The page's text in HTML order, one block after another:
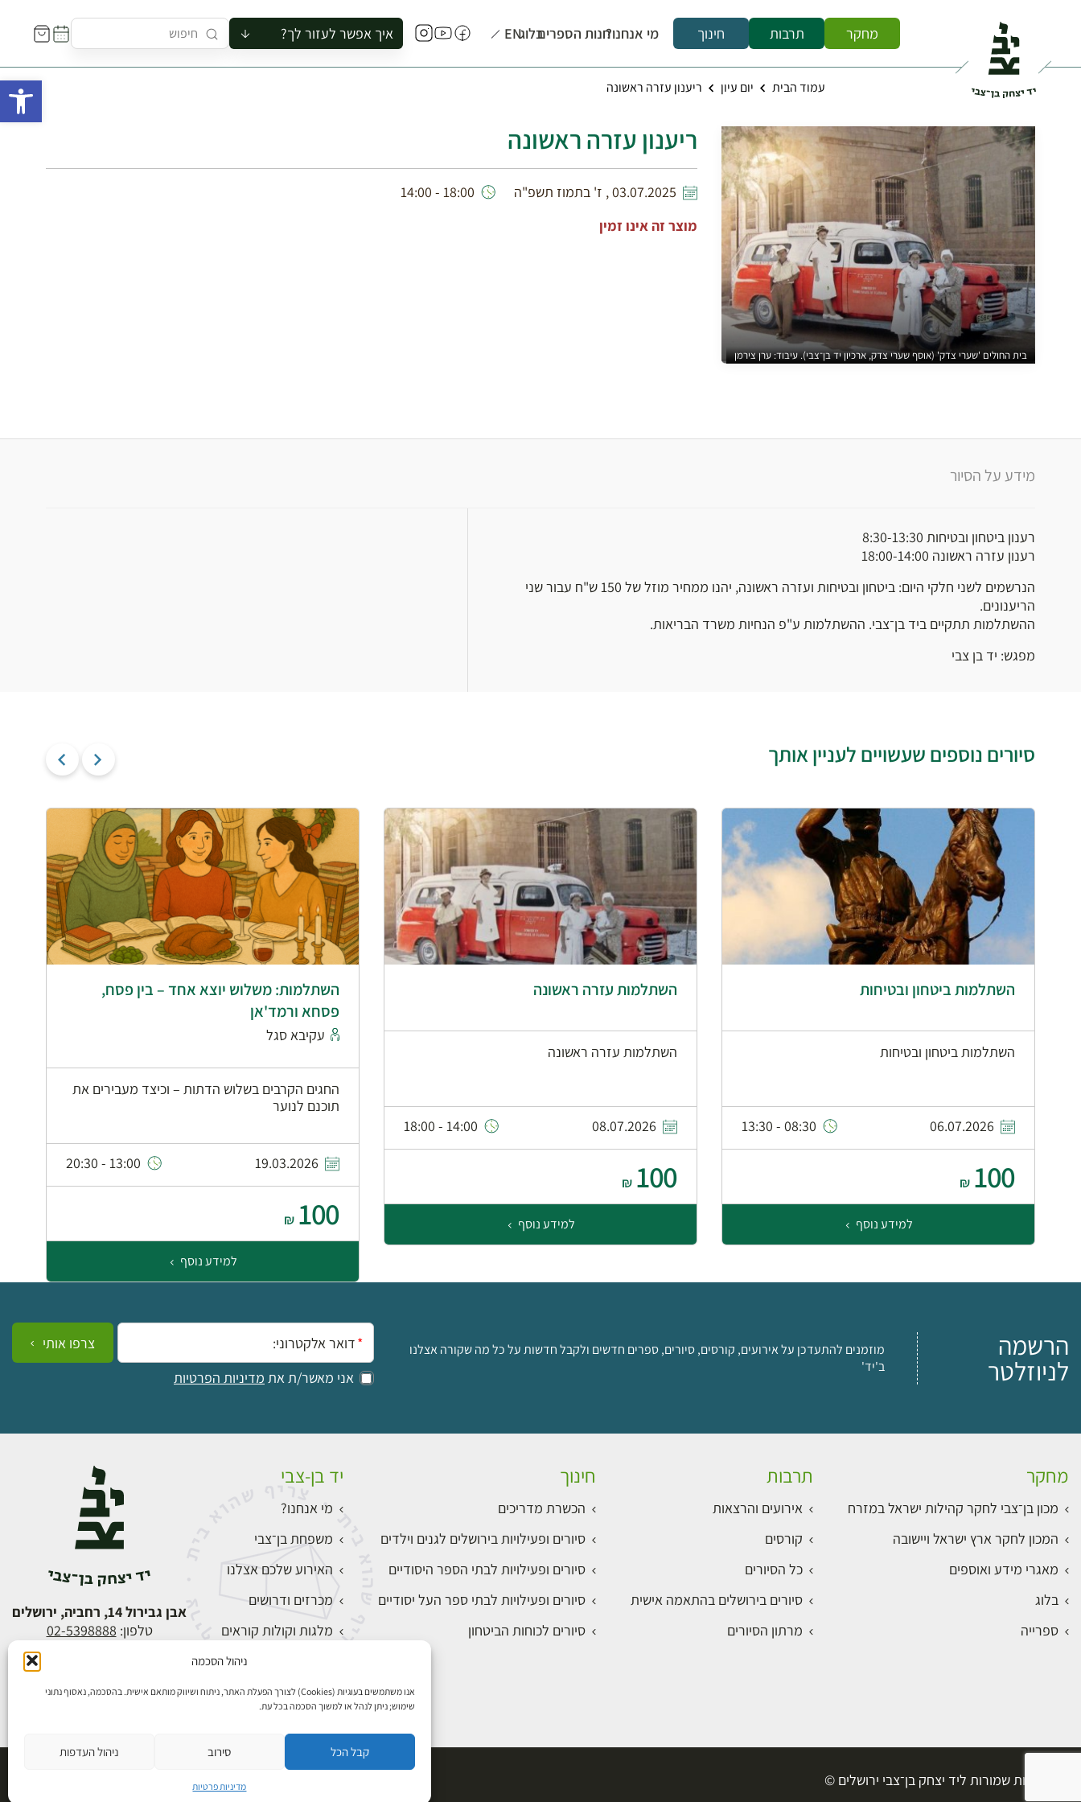
ניהול הסכמה
אנו משתמשים בעוגיות (Cookies) לצורך הפעלת האתר, ניתוח ושיווק מותאם אישית. בהסכמה, נאסוף נתוני
שימוש; ניתן לנהל או למשוך הסכמה בכל עת.
קבל הכל סירוב ניהול העדפות
מדיניות פרטיות
מחקר תרבות חינוך מי אנחנו?חנות הספריםבלוגEN איך אפשר לעזור לך?
להזמין סיור לקבוצה
לבקר בספרייה
לתאם ביקור בצריף
עמוד הבית יום עיון ריענון עזרה ראשונה
בית החולים 'שערי צדק' (אוסף שערי צדק, ארכיון יד בן־צבי). עיבוד: ערן צירמן
ריענון עזרה ראשונה
03.07.2025 , ז' בתמוז תשפ"ה
18:00 - 14:00
מוצר זה אינו זמין
מידע על הסיור
רענון ביטחון ובטיחות 8:30-13:30
רענון עזרה ראשונה 18:00-14:00
הנרשמים לשני חלקי היום: ביטחון ובטיחות ועזרה ראשונה, יהנו ממחיר מוזל של 150 ש"ח עבור שני
הריענונים.
ההשתלמות תתקיים ביד בן־צבי. ההשתלמות ע"פ הנחיות משרד הבריאות.
מפגש: יד בן צבי
סיורים נוספים שעשויים לעניין אותך
השתלמות ביטחון ובטיחות
השתלמות ביטחון ובטיחות
06.07.2026
08:30 - 13:30
100
₪
למידע נוסף
השתלמות עזרה ראשונה
השתלמות עזרה ראשונה
08.07.2026
14:00 - 18:00
100
₪
למידע נוסף
השתלמות: משלוש יוצא אחד – בין פסח,
פסחא ורמד'אן
עקיבא סגל
החגים הקרבים בשלוש הדתות – וכיצד מעבירים את
תוכנם לנוער
19.03.2026
13:00 - 20:30
100
₪
למידע נוסף
הרשמה
לניוזלטר
מוזמנים להתעדכן על אירועים, קורסים, סיורים, ספרים חדשים ולקבל חדשות על כל מה שקורה אצלנו
ב'יד'
אימייל:
אני מאשר/ת את מדיניות הפרטיות
צרפו אותי
מחקר
מכון בן־צבי לחקר קהילות ישראל במזרח
המכון לחקר ארץ ישראל ויישובה
מאגרי מידע ואוספים
בלוג
ספרייה
תרבות
אירועים והרצאות
קורסים
כל הסיורים
סיורים בירושלים בהתאמה אישית
מרתון הסיורים
חינוך
הכשרת מדריכים
סיורים ופעילויות בירושלים לגנים וילדים
סיורים ופעילויות לבתי הספר היסודיים
סיורים ופעילויות לבתי ספר העל יסודיים
סיורים לכוחות הביטחון
יד בן-צבי
מי אנחנו?
משפחת בן־צבי
האירוע שלכם אצלנו
מכרזים ודרושים
מלגות וקולות קוראים
התחברות
אבן גבירול 14, רחביה, ירושלים
טלפון: 02-5398888
כל הזכויות שמורות ליד יצחק בן־צבי ירושלים ©